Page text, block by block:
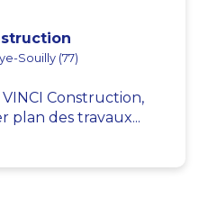
Souilly (77)
Construction,
plan des travaux...